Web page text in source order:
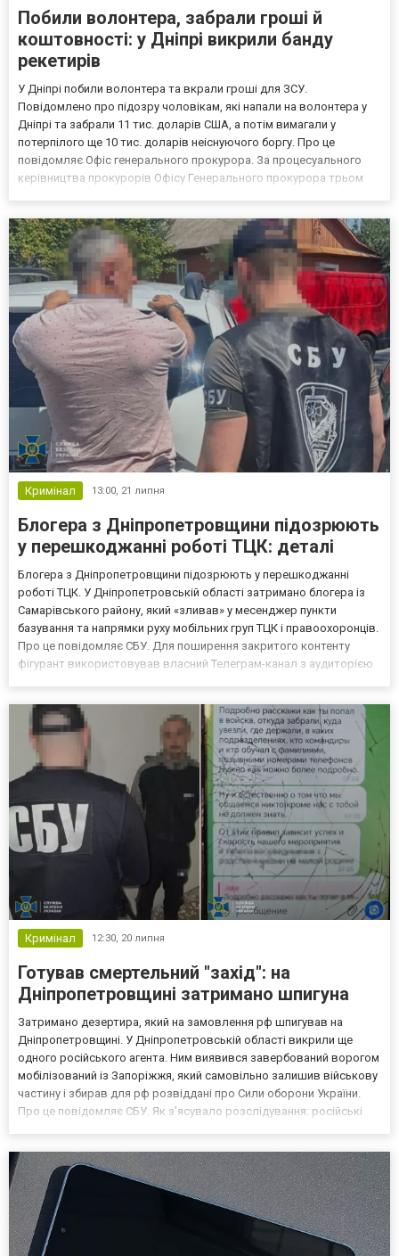
Побили волонтера, забрали гроші й
коштовності: у Дніпрі викрили банду
рекетирів
У Дніпрі побили волонтера та вкрали гроші для ЗСУ.
Повідомлено про підозру чоловікам, які напали на волонтера у
Дніпрі та забрали 11 тис. доларів США, а потім вимагали у
потерпілого ще 10 тис. доларів неіснуючого боргу. Про це
повідомляє Офіс генерального прокурора. За процесуального
керівництва прокурорів Офісу Генерального прокурора трьом
Кримінал 13:00, 21 липня
Блогера з Дніпропетровщини підозрюють
у перешкоджанні роботі ТЦК: деталі
Блогера з Дніпропетровщини підозрюють у перешкоджанні
роботі ТЦК. У Дніпропетровській області затримано блогера із
Самарівського району, який «зливав» у месенджер пункти
базування та напрямки руху мобільних груп ТЦК і правоохоронців.
Про це повідомляє СБУ. Для поширення закритого контенту
фігурант використовував власний Телеграм-канал з аудиторією
Кримінал 12:30, 20 липня
Готував смертельний "захід": на
Дніпропетровщині затримано шпигуна
Затримано дезертира, який на замовлення рф шпигував на
Дніпропетровщині. У Дніпропетровській області викрили ще
одного російського агента. Ним виявився завербований ворогом
мобілізований із Запоріжжя, який самовільно залишив військову
частину і збирав для рф розвіддані про Сили оборони України.
Про це повідомляє СБУ. Як з’ясувало розслідування: російські